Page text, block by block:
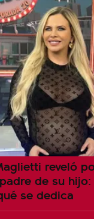
reveló
de su
se dedica